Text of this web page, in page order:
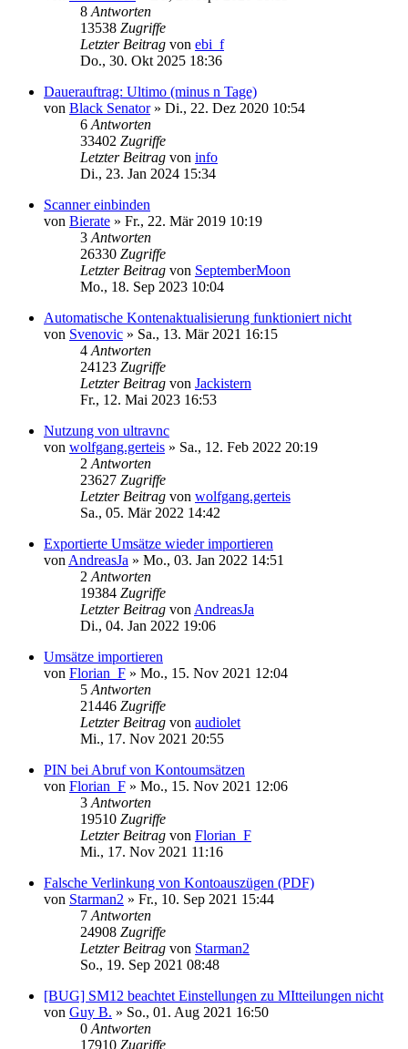
8 Antworten
13538 Zugriffe
Letzter Beitrag von ebi_f
Do., 30. Okt 2025 18:36
Dauerauftrag: Ultimo (minus n Tage)
von Black Senator» Di., 22. Dez 2020 10:54
6 Antworten
33402 Zugriffe
Letzter Beitrag von info
Di., 23. Jan 2024 15:34
Scanner einbinden
von Bierate » Fr., 22. Mär 2019 10:19
3 Antworten
26330 Zugriffe
Letzter Beitrag von SeptemberMoon
Mo., 18. Sep 2023 10:04
Automatische Kontenaktualisierung funktioniert nicht
von Svenovic » Sa., 13. Mär 2021 16:15
4 Antworten
24123 Zugriffe
Letzter Beitrag von Jackistern
Fr., 12. Mai 2023 16:53
Nutzung von ultravnc
von wolfgang.gerteis » Sa., 12. Feb 2022 20:19
2 Antworten
23627 Zugriffe
Letzter Beitrag von wolfgang.gerteis
Sa., 05. Mär 2022 14:42
Exportierte Umsätze wieder importieren
von AndreasJa » Mo., 03. Jan 2022 14:51
2 Antworten
19384 Zugriffe
Letzter Beitrag von AndreasJa
Di., 04. Jan 2022 19:06
Umsätze importieren
von Florian_F » Mo., 15. Nov 2021 12:04
5 Antworten
21446 Zugriffe
Letzter Beitrag von audiolet
Mi., 17. Nov 2021 20:55
PIN bei Abruf von Kontoumsätzen
von Florian_F » Mo., 15. Nov 2021 12:06
3 Antworten
19510 Zugriffe
Letzter Beitrag von Florian_F
Mi., 17. Nov 2021 11:16
Falsche Verlinkung von Kontoauszügen (PDF)
von Starman2 » Fr., 10. Sep 2021 15:44
7 Antworten
24908 Zugriffe
Letzter Beitrag von Starman2
So., 19. Sep 2021 08:48
[BUG] SM12 beachtet Einstellungen zu MItteilungen nicht
von Guy B. » So., 01. Aug 2021 16:50
0 Antworten
17910 Zugriffe